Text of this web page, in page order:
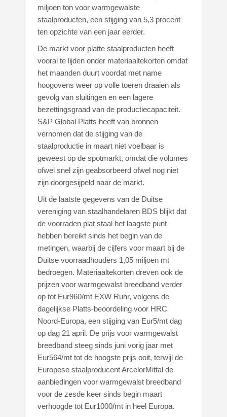
miljoen ton voor warmgewalste
staalproducten, een stijging van 5,3 procent
ten opzichte van een jaar eerder.
De markt voor platte staalproducten heeft
vooral te lijden onder materiaaltekorten omdat
het maanden duurt voordat met name
hoogovens weer op volle toeren draaien als
gevolg van sluitingen en een lagere
bezettingsgraad van de productiecapaciteit.
S&P Global Platts heeft van bronnen
vernomen dat de stijging van de
staalproductie in maart niet voelbaar is
geweest op de spotmarkt, omdat die volumes
ofwel snel zijn geabsorbeerd ofwel nog niet
zijn doorgesijpeld naar de markt.
Uit de laatste gegevens van de Duitse
vereniging van staalhandelaren BDS blijkt dat
de voorraden plat staal het laagste punt
hebben bereikt sinds het begin van de
metingen, waarbij de cijfers voor maart bij de
Duitse voorraadhouders 1,05 miljoen mt
bedroegen. Materiaaltekorten dreven ook de
prijzen voor warmgewalst breedband verder
op tot Eur960/mt EXW Ruhr, volgens de
dagelijkse Platts-beoordeling voor HRC
Noord-Europa, een stijging van Eur5/mt dag
op dag 21 april. De prijs voor warmgewalst
breedband steeg sinds juni vorig jaar met
Eur564/mt tot de hoogste prijs ooit, terwijl de
Europese staalproducent ArcelorMittal de
aanbiedingen voor warmgewalst breedband
voor de zesde keer sinds begin maart
verhoogde tot Eur1000/mt in heel Europa.